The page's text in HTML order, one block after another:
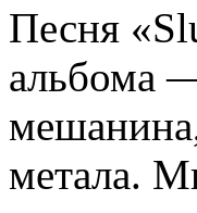
Песня
альбома
метала.